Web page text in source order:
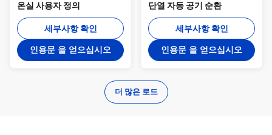
온실 사용자 정의
세부사항 확인
인용문 을 얻으십시오
단열 자동 공기 순환
세부사항 확인
인용문 을 얻으십시오
더 많은 로드